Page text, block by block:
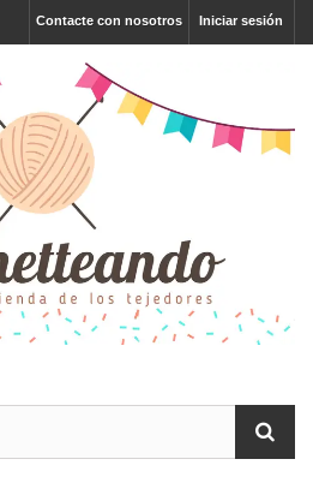
Iniciar sesión
Contacte con nosotros